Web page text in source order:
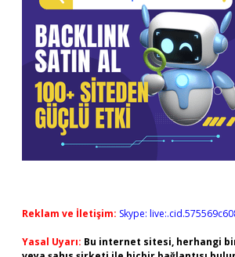
Reklam ve İletişim: Skype:
Yasal Uyarı: Bu internet sitesi, herhangi